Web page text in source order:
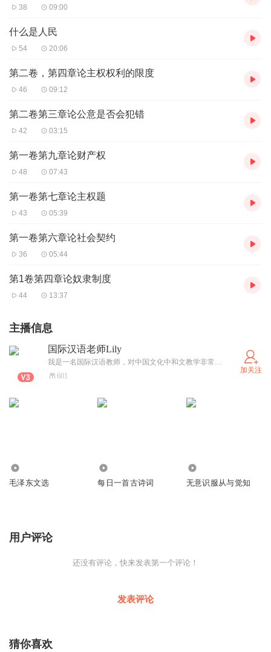
38 09:00
什么是人民
54 20:06
第二卷，第四章论主权权利的限度
46 09:12
第二卷第三章论公意是否会犯错
42 03:15
第一卷第九章论财产权
48 07:43
第一卷第七章论主权题
43 05:39
第一卷第六章论社会契约
36 05:44
第1卷第四章论奴隶制度
44 13:37
主播信息
国际汉语老师Lily
我是一名国际汉语教师，对中国文化中和文教学非常感兴趣
601
加关注
毛泽东文选 每日一首古诗词 无意识服从与觉知
用户评论
还没有评论，快来发表第一个评论！
发表评论
猜你喜欢